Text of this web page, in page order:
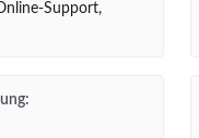
Support,